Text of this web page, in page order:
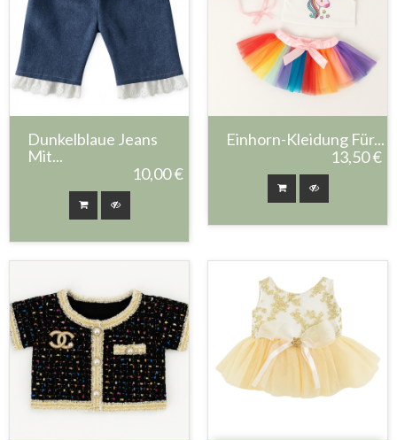
Dunkelblaue Jeans
Mit...
10,00 €
Einhorn-Kleidung Für...
13,50 €